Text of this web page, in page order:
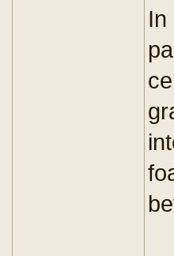
In